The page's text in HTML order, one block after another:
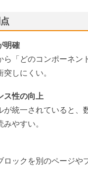
明確
ら「どのコンポーネン
突しにくい。
ス性の向上
が統一されていると、
みやすい。
ロックを別のページや